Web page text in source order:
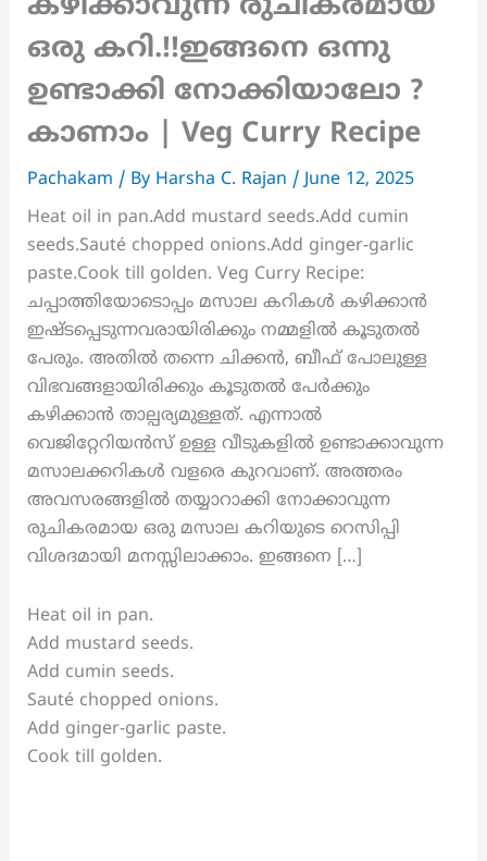
കഴിക്കാവുന്ന രുചികരമായ
ഒരു കറി.!!ഇങ്ങനെ ഒന്നു
ഉണ്ടാക്കി നോക്കിയാലോ ?
കാണാം | Veg Curry Recipe
Pachakam / By Harsha C. Rajan /June 12, 2025
Heat oil in pan.Add mustard seeds.Add cumin
seeds.Sauté chopped onions.Add ginger-garlic
paste.Cook till golden. Veg Curry Recipe:
ചപ്പാത്തിയോടൊപ്പം മസാല കറികൾ കഴിക്കാൻ
ഇഷ്ടപ്പെടുന്നവരായിരിക്കും നമ്മളിൽ കൂടുതൽ
പേരും. അതിൽ തന്നെ ചിക്കൻ, ബീഫ് പോലുള്ള
വിഭവങ്ങളായിരിക്കും കൂടുതൽ പേർക്കും
കഴിക്കാൻ താല്പര്യമുള്ളത്. എന്നാൽ
വെജിറ്റേറിയൻസ് ഉള്ള വീടുകളിൽ ഉണ്ടാക്കാവുന്ന
മസാലക്കറികൾ വളരെ കുറവാണ്. അത്തരം
അവസരങ്ങളിൽ തയ്യാറാക്കി നോക്കാവുന്ന
രുചികരമായ ഒരു മസാല കറിയുടെ റെസിപ്പി
വിശദമായി മനസ്സിലാക്കാം. ഇങ്ങനെ […]
Heat oil in pan.
Add mustard seeds.
Add cumin seeds.
Sauté chopped onions.
Add ginger-garlic paste.
Cook till golden.